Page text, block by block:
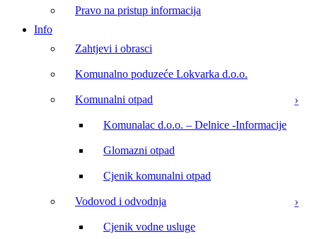
Pravo na pristup informacija
Info
Zahtjevi i obrasci
Komunalno poduzeće Lokvarka d.o.o.
Komunalni otpad
Komunalac d.o.o. – Delnice -Informacije
Glomazni otpad
Cjenik komunalni otpad
Vodovod i odvodnja
Cjenik vodne usluge